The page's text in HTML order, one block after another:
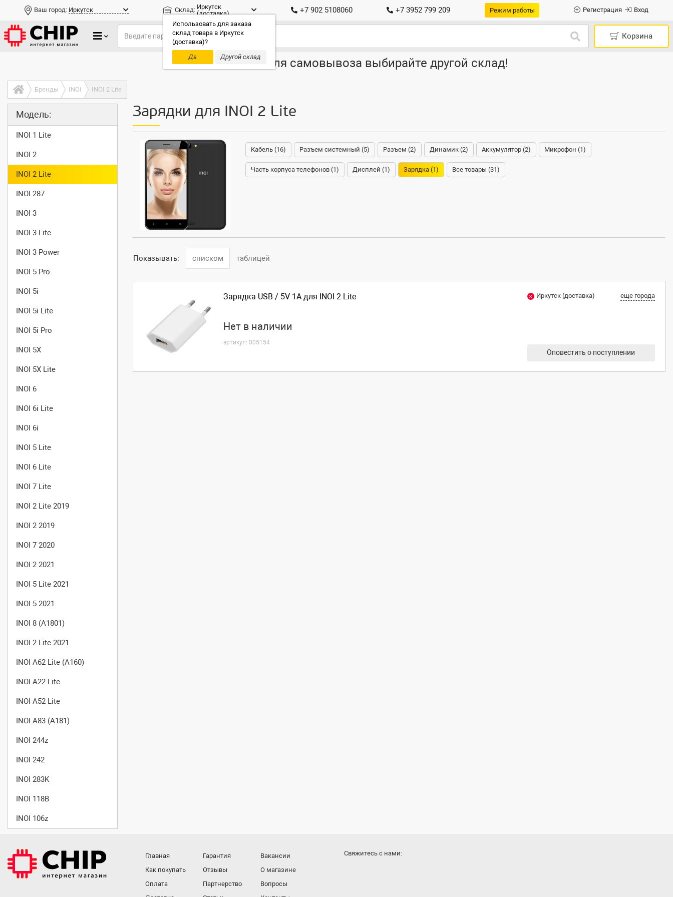
Ваш город: Иркутск Склад: Иркутск
(доставка)
Использовать для заказа
склад товара в Иркутск
(доставка)?
Да
Другой склад
+7 902 5108060 +7 3952 799 209 Режим работы Регистрация Вход
Корзина
Только доставка, для самовывоза выбирайте другой склад!
Бренды INOI INOI 2 Lite
Модель:
INOI 1 Lite
INOI 2
INOI 2 Lite
INOI 287
INOI 3
INOI 3 Lite
INOI 3 Power
INOI 5 Pro
INOI 5i
INOI 5i Lite
INOI 5i Pro
INOI 5X
INOI 5X Lite
INOI 6
INOI 6i Lite
INOI 6i
INOI 5 Lite
INOI 6 Lite
INOI 7 Lite
INOI 2 Lite 2019
INOI 2 2019
INOI 7 2020
INOI 2 2021
INOI 5 Lite 2021
INOI 5 2021
INOI 8 (A1801)
INOI 2 Lite 2021
INOI A62 Lite (A160)
INOI A22 Lite
INOI A52 Lite
INOI A83 (A181)
INOI 244z
INOI 242
INOI 283K
INOI 118B
INOI 106z
Зарядки для INOI 2 Lite
Кабель (16) Разъем системный (5) Разъем (2) Динамик (2) Аккумулятор (2) Микрофон (1)
Часть корпуса телефонов (1) Дисплей (1) Зарядка (1) Все товары (31)
Показывать: списком таблицей
Зарядка USB / 5V 1A для INOI 2 Lite
Нет в наличии
артикул: 005154
Иркутск (доставка) еще города
Оповестить о поступлении
Главная
Как покупать
Оплата
Гарантия
Отзывы
Партнерство
Вакансии
О магазине
Вопросы
Cвяжитесь с нами: